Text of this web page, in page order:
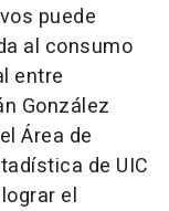
puede
al consumo
entre
González
Área de
de UIC
el